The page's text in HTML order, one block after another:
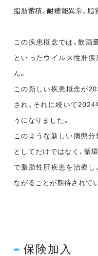
脂肪蓄積、耐糖能異常、脂
この疾患概念では、飲酒
といったウイルス性肝疾
ん。
この新しい疾患概念が
され、それに続いて
うになりました。
このような新しい病態分
としてだけではなく、循
で脂肪性肝疾患を治療し
ながることが期待されて
保険加入